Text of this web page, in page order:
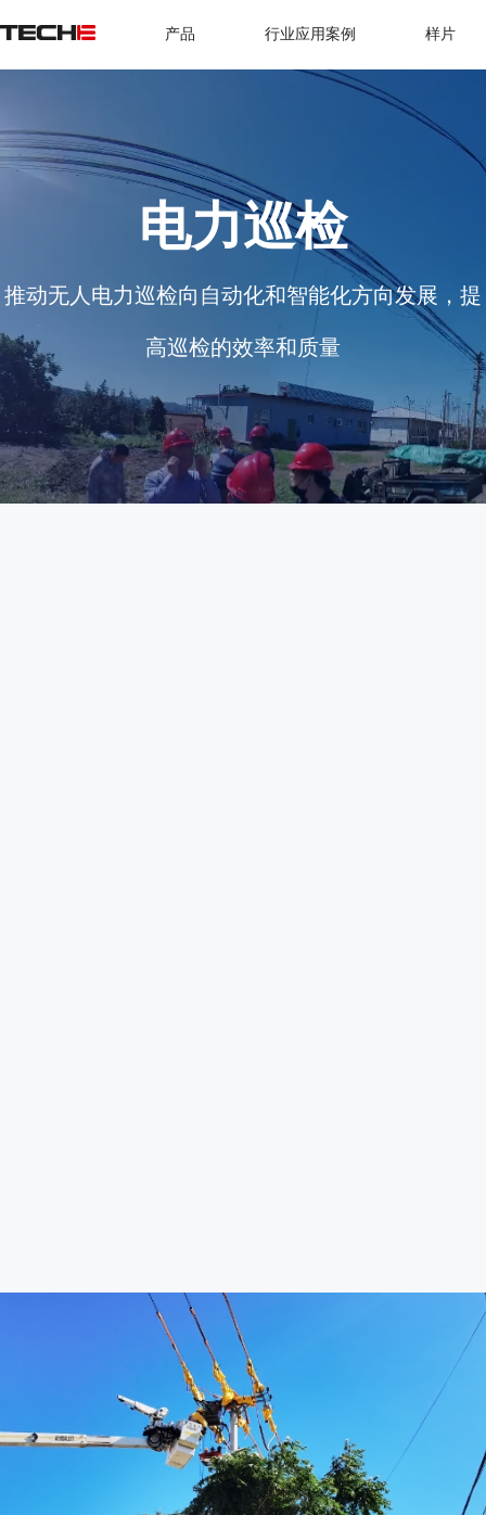
产品 行业应用案例 样片
电力巡检
推动无人电力巡检向自动化和智能化方向发展，提
高巡检的效率和质量